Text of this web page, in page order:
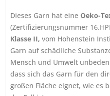
Dieses Garn hat eine Oeko-
(Zertifizierungsnummer
Klasse II, vom Hohenstein
Garn auf schädliche
Mensch und Umwelt
dass sich das Garn für den
großen Fläche eignet, wie es